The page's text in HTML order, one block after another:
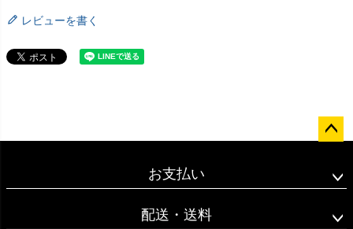
レビューを書く
ップ
お支払い
配送・送料